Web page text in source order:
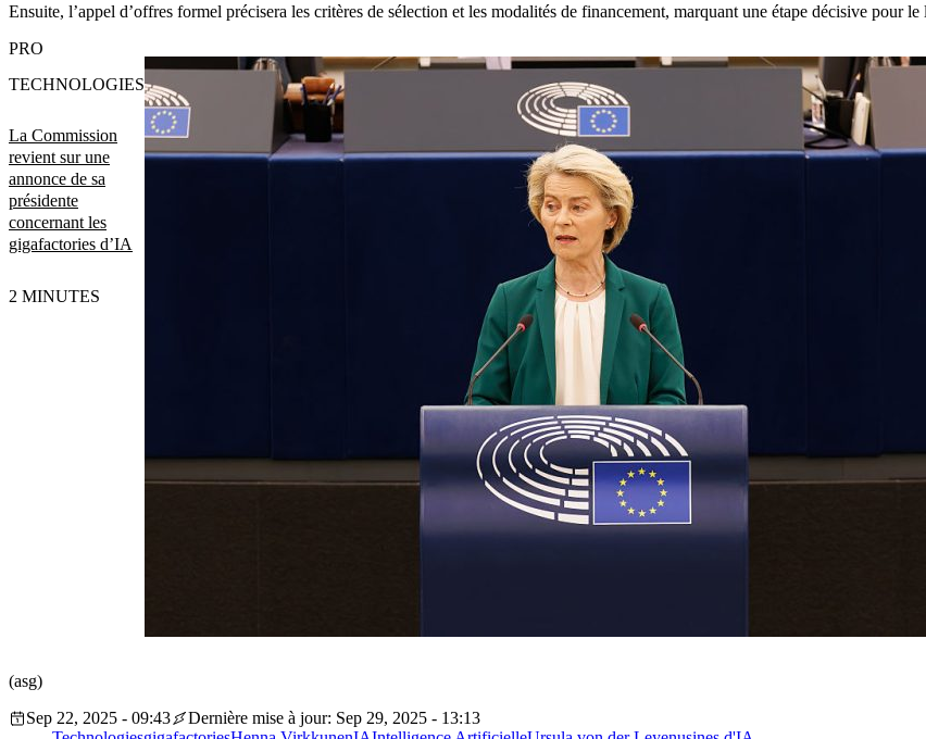
Ensuite, l’appel d’offres formel précisera les critères de sélection et les modalités de financement, marquant une étape décisive pour
La Commission
revient sur une
annonce de sa
présidente
concernant les
gigafactories d’IA
PRO
TECHNOLOGIES
2 MINUTES
(asg)
Sep 22, 2025 - 09:43
Dernière mise à jour: Sep 29, 2025 - 13:13